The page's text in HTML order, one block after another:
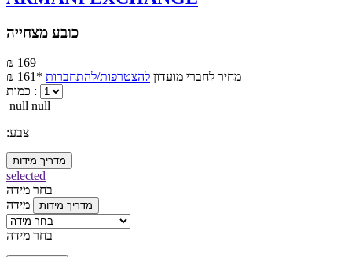
כובע מצחייה
₪ 169
₪ 161*
מחיר לחברי מועדון להצטרפות/להתחברות
כמות :
null null
:צבע
מדריך מידות
selected
בחר מידה
מידה
מדריך מידות
בחר מידה